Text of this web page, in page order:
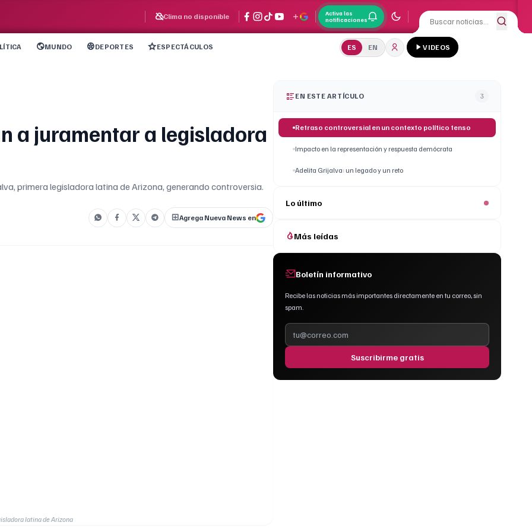
Clima no disponible
Activa las
notificaciones
MUNDO DEPORTES ESPECTÁCULOS ES EN VIDEOS
a juramentar a legisladora
primera legisladora latina de Arizona, generando controversia.
Agrega Nueva News en
latina de Arizona
EN ESTE ARTÍCULO 3
Retraso controversial en un contexto político tenso
Impacto en la representación y respuesta demócrata
Adelita Grijalva: un legado y un reto
Lo último
Más leídas
Boletín informativo
Recibe las noticias más importantes directamente en tu correo, sin
spam.
Suscribirme gratis